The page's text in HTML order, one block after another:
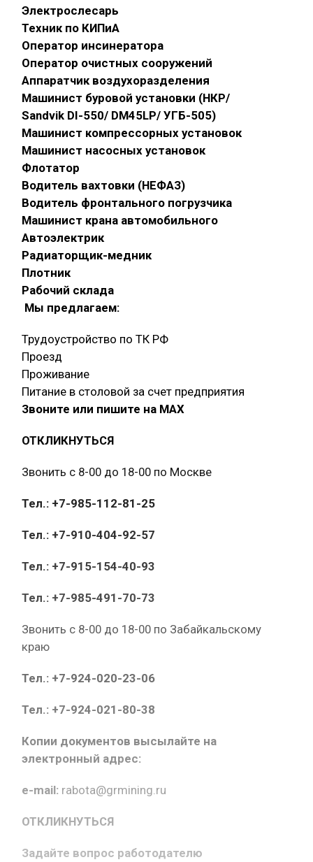
Электрослесарь
Техник по КИПиА
Оператор инсинератора
Оператор очистных сооружений
Аппаратчик воздухоразделения
Машинист буровой установки (НКР/
Sandvik DI-550/ DM45LP/ УГБ-505)
Машинист компрессорных установок
Машинист насосных установок
Флотатор
Водитель вахтовки (НЕФАЗ)
Водитель фронтального погрузчика
Машинист крана автомобильного
Автоэлектрик
Радиаторщик-медник
Плотник
Рабочий склада
Мы предлагаем:
Трудоустройство по ТК РФ
Проезд
Проживание
Питание в столовой за счет предприятия
Звоните или пишите на МАХ
ОТКЛИКНУТЬСЯ
Звонить с 8-00 до 18-00 по Москве
Тел.: +7-985-112-81-25
Тел.: +7-910-404-92-57
Тел.: +7-915-154-40-93
Тел.: +7-985-491-70-73
Звонить с 8-00 до 18-00 по Забайкальскому
краю
Тел.: +7-924-020-23-06
Тел.: +7-924-021-80-38
Копии документов высылайте на
электронный адрес:
e-mail: rabota@grmining.ru
ОТКЛИКНУТЬСЯ
Задайте вопрос работодателю